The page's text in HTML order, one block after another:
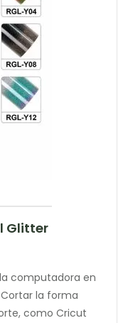
Glitter
computadora en
la forma
como Cricut